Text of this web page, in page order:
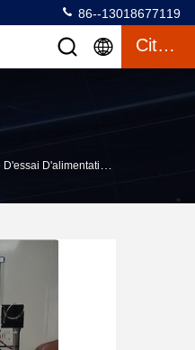
86--13018677119
Citation
D'alimentation